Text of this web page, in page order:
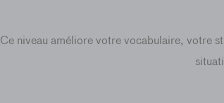
Ce niveau améliore votre vocabulaire, votre